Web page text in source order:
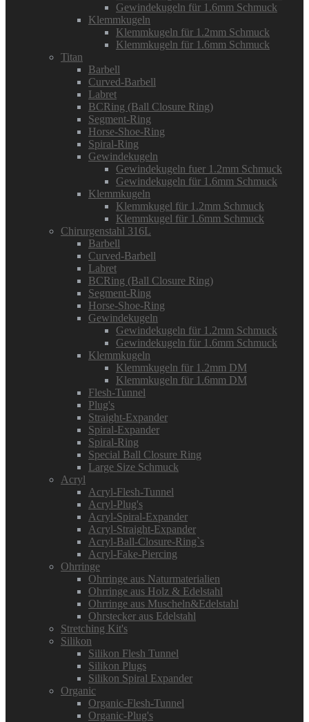
Gewindekugeln für 1.6mm Schmuck
Klemmkugeln
Klemmkugeln für 1.2mm Schmuck
Klemmkugeln für 1.6mm Schmuck
Titan
Barbell
Curved-Barbell
Labret
BCRing (Ball Closure Ring)
Segment-Ring
Horse-Shoe-Ring
Spiral-Ring
Gewindekugeln
Gewindekugeln fuer 1.2mm Schmuck
Gewindekugeln für 1.6mm Schmuck
Klemmkugeln
Klemmkugel für 1.2mm Schmuck
Klemmkugel für 1.6mm Schmuck
Chirurgenstahl 316L
Barbell
Curved-Barbell
Labret
BCRing (Ball Closure Ring)
Segment-Ring
Horse-Shoe-Ring
Gewindekugeln
Gewindekugeln für 1.2mm Schmuck
Gewindekugeln für 1.6mm Schmuck
Klemmkugeln
Klemmkugeln für 1.2mm DM
Klemmkugeln für 1.6mm DM
Flesh-Tunnel
Plug's
Straight-Expander
Spiral-Expander
Spiral-Ring
Special Ball Closure Ring
Large Size Schmuck
Acryl
Acryl-Flesh-Tunnel
Acryl-Plug's
Acryl-Spiral-Expander
Acryl-Straight-Expander
Acryl-Ball-Closure-Ring`s
Acryl-Fake-Piercing
Ohrringe
Ohrringe aus Naturmaterialien
Ohrringe aus Holz & Edelstahl
Ohrringe aus Muscheln&Edelstahl
Ohrstecker aus Edelstahl
Stretching Kit's
Silikon
Silikon Flesh Tunnel
Silikon Plugs
Silikon Spiral Expander
Organic
Organic-Flesh-Tunnel
Organic-Plug's